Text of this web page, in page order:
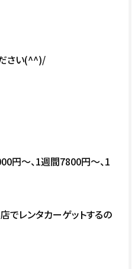
さい(^^)/
円～、1週間7800円～、1
でレンタカーゲットするの